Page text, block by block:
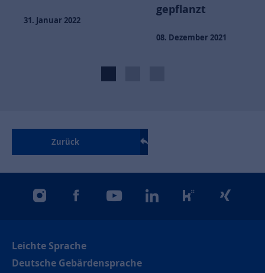
31. Januar 2022
gepflanzt
08. Dezember 2021
Zurück
instagramfacebookyoutubelinkedinkununuxing
Leichte Sprache
Deutsche Gebärdensprache